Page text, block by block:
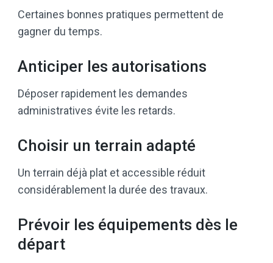
Certaines bonnes pratiques permettent de
gagner du temps.
Anticiper les autorisations
Déposer rapidement les demandes
administratives évite les retards.
Choisir un terrain adapté
Un terrain déjà plat et accessible réduit
considérablement la durée des travaux.
Prévoir les équipements dès le
départ